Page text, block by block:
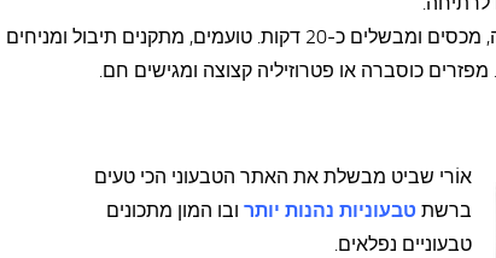
מנמיכים את הלהבה, מכסים ומבשלים כ-20 דקות. טועמים, מתקנים תיבול ומניחים
מפזרים כוסברה או פטרוזיליה קצוצה ומגישים חם.
אוֹרי שביט מבשלת את האתר הטבעוני הכי טעים
ברשת טבעוניות נהנות יותר ובו המון מתכונים
טבעוניים נפלאים.